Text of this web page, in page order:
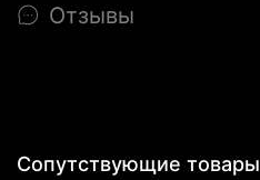
Отзывы
Сопутствующие товары